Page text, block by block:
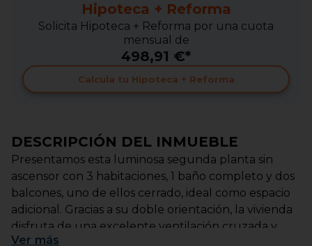
Hipoteca + Reforma
Solicita Hipoteca + Reforma por una cuota
mensual de
498,91 €*
Calcula tu Hipoteca + Reforma
DESCRIPCIÓN DEL INMUEBLE
Presentamos esta luminosa segunda planta sin
ascensor con 3 habitaciones, 1 baño completo y dos
balcones, uno de ellos cerrado, ideal como espacio
adicional. Gracias a su doble orientación, la vivienda
disfruta de una excelente ventilación cruzada y
abundante luz natural durante todo el día. Su
Ver más